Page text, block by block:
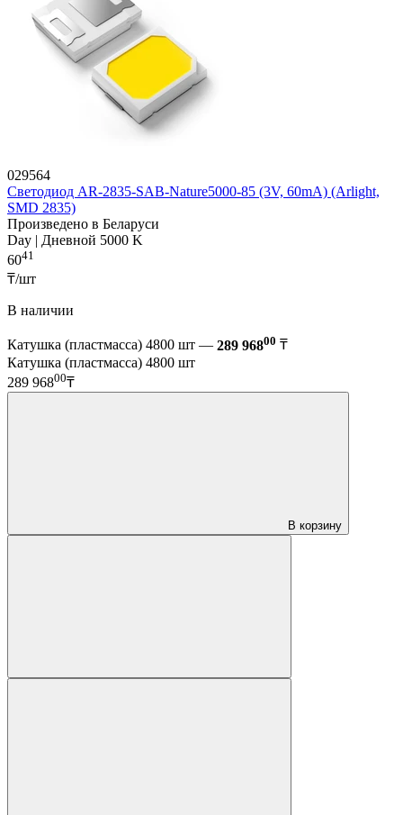
029564
Светодиод AR-2835-SAB-Nature5000-85 (3V, 60mA) (Arlight,
SMD 2835)
Произведено в Беларуси
Day | Дневной 5000 K
6041
₸/шт
В наличии
Катушка (пластмасса) 4800 шт — 289 96800 ₸
Катушка (пластмасса) 4800 шт
289 96800₸
В корзину